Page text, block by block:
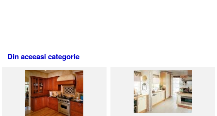
Din aceeasi categorie